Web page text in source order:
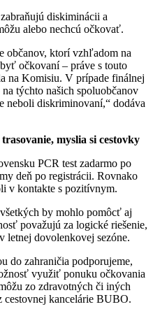
diskiminácii a
alebo nechcú očkovať.
občanov, ktorí vzhľadom na
očkovaní – práve s touto
na Komisiu. V prípade finálnej
týchto našich spoluobčanov
neboli diskriminovaní,“ dodáva
myslia si cestovky
PCR test zadarmo po
deň po registrácii. Rovnako
v kontakte s pozitívnym.
by mohlo pomôcť aj
považujú za logické riešenie,
letnej dovolenkovej sezóne.
do zahraničia podporujeme,
využiť ponuku očkovania
zo zdravotných či iných
cestovnej kancelárie BUBO.